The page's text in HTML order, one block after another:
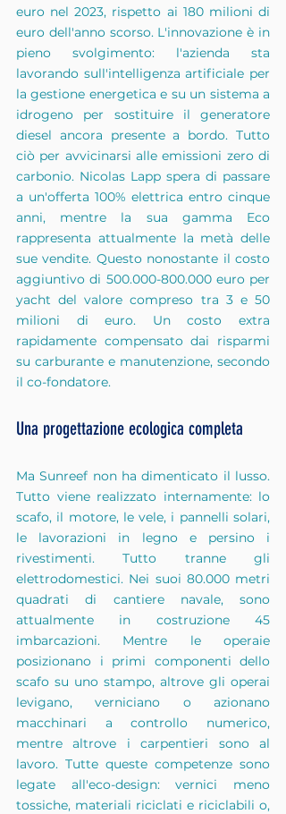
euro nel 2023, rispetto ai 180 milioni di
euro dell'anno scorso. L'innovazione è in
pieno svolgimento: l'azienda sta
lavorando sull'intelligenza artificiale per
la gestione energetica e su un sistema a
idrogeno per sostituire il generatore
diesel ancora presente a bordo. Tutto
ciò per avvicinarsi alle emissioni zero di
carbonio. Nicolas Lapp spera di passare
a un'offerta 100% elettrica entro cinque
anni, mentre la sua gamma Eco
rappresenta attualmente la metà delle
sue vendite. Questo nonostante il costo
aggiuntivo di 500.000-800.000 euro per
yacht del valore compreso tra 3 e 50
milioni di euro. Un costo extra
rapidamente compensato dai risparmi
su carburante e manutenzione, secondo
il co-fondatore.
Una progettazione ecologica completa
Ma Sunreef non ha dimenticato il lusso.
Tutto viene realizzato internamente: lo
scafo, il motore, le vele, i pannelli solari,
le lavorazioni in legno e persino i
rivestimenti. Tutto tranne gli
elettrodomestici. Nei suoi 80.000 metri
quadrati di cantiere navale, sono
attualmente in costruzione 45
imbarcazioni. Mentre le operaie
posizionano i primi componenti dello
scafo su uno stampo, altrove gli operai
levigano, verniciano o azionano
macchinari a controllo numerico,
mentre altrove i carpentieri sono al
lavoro. Tutte queste competenze sono
legate all'eco-design: vernici meno
tossiche, materiali riciclati e riciclabili o,